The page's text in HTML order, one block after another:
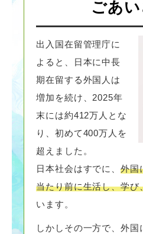
ごあ
出入国在留管理庁に
よると、日本に中長
期在留する外国人は
増加を続け、2025年
末には約412万人とな
り、初めて400万人を
超えました。
日本社会はすでに、外国
当たり前に生活し、学び
います。
しかしその一方で、外国